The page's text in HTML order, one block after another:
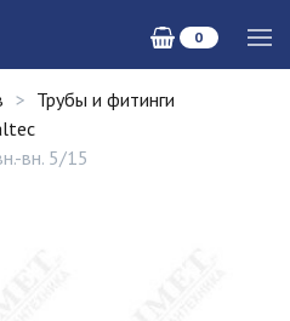
0
Трубы и фитинги
вн. 5/15